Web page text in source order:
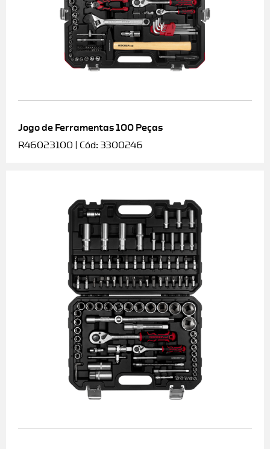
Jogo de Ferramentas 100 Peças
R46023100 | Cód: 3300246